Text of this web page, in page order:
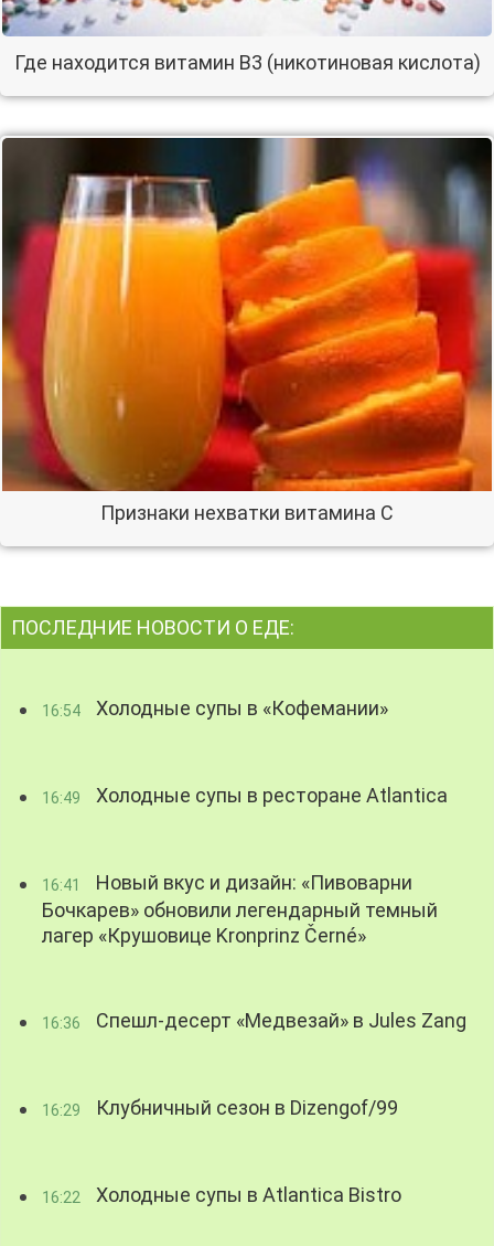
Где находится витамин В3 (никотиновая кислота)
Признаки нехватки витамина С
ПОСЛЕДНИЕ НОВОСТИ О ЕДЕ:
16:54 Холодные супы в «Кофемании»
16:49 Холодные супы в ресторане Atlantica
16:41
Новый вкус и дизайн: «Пивоварни
Бочкарев» обновили легендарный темный
лагер «Крушовице Kronprinz Černé»
16:36 Спешл-десерт «Медвезай» в Jules Zang
16:29 Клубничный сезон в Dizengof/99
16:22 Холодные супы в Atlantica Bistro